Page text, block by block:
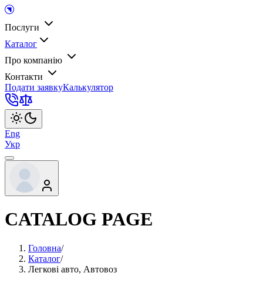
Послуги
Каталог
Про компанію
Контакти
Подати заявкуКалькулятор
Eng
Укр
CATALOG PAGE
Головна/
Каталог/
Легкові авто, Автовоз